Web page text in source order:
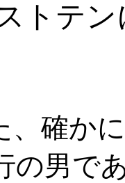
トテ
、確か
の男で